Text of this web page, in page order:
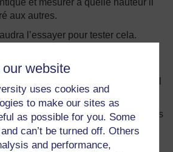
website
uses cookies and
to make our sites as
as possible for you. Some
can’t be turned off. Others
and performance,
et mesurer à quelle hauteur il
aux autres.
l’essayer pour tester cela.
?
vous l’attrapez ?
des notes pour les tests que vous
essayer pour voir si ça marche (un